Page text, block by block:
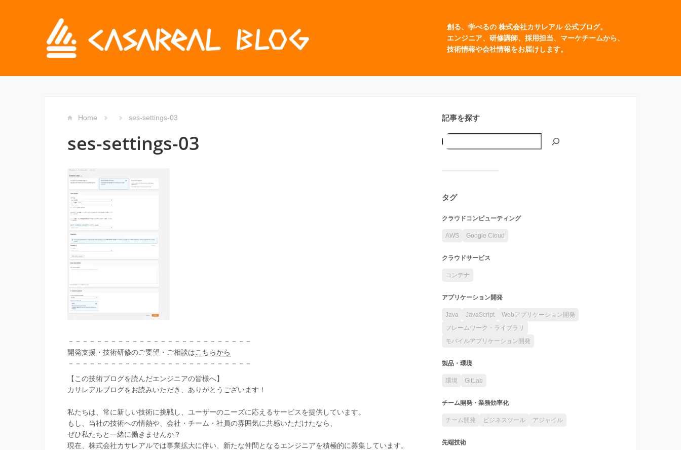
創る、学べるの 株式会社カサレアル 公式ブログ。
エンジニア、研修講師、採用担当、マーケチームから、
技術情報や会社情報をお届けします。
Home ses-settings-03
ses-settings-03
－－－－－－－－－－－－－－－－－－－－－－－－－－
開発支援・技術研修のご要望・ご相談はこちらから
－－－－－－－－－－－－－－－－－－－－－－－－－－
【この技術ブログを読んだエンジニアの皆様へ】
カサレアルブログをお読みいただき、ありがとうございます！
私たちは、常に新しい技術に挑戦し、ユーザーのニーズに応えるサービスを提供しています。
もし、当社の技術への情熱や、会社・チーム・社員の雰囲気に共感いただけたなら、
ぜひ私たちと一緒に働きませんか？
現在、株式会社カサレアルでは事業拡大に伴い、新たな仲間となるエンジニアを積極的に募集しています。
記事を探す
タグ
クラウドコンピューティング
AWS Google Cloud
クラウドサービス
コンテナ
アプリケーション開発
Java JavaScript
Webアプリケーション開発
フレームワーク・ライブラリ
モバイルアプリケーション開発
製品・環境
環境 GitLab
チーム開発・業務効率化
チーム開発 ビジネスツール アジャイル
先端技術